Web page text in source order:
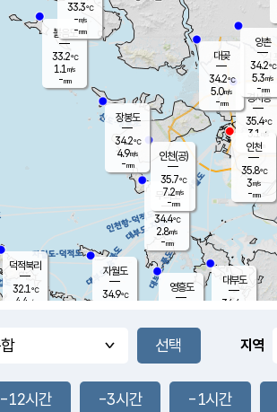
풍도
4.1m/s
무의도
34.4℃
2.8m/s
-mm
영흥도
볼음도
33.2℃
1.1 m/s
-mm
자월도
34.9℃
장봉도
34.2℃
4.9m/s
-mm
대부도
34.4
경서동
35.4℃
3.1 m/s
-mm
대곶
34.2℃
5.0m/s
-mm
양촌
34.2℃
5.3m/s
-mm
덕적북리
32.1℃
4.4 m/s
인천(공)
35.7℃
7.2m/s
-mm
33.3℃
-m/s
-mm
인천
35.8℃
3m/s
-mm
지역
-12시간 -3시간 -1시간